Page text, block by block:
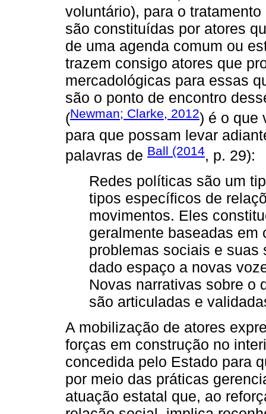
voluntário), para o
são constituídas por atores
de uma agenda comum ou
trazem consigo atores que
mercadológicas para essas
são o ponto de encontro
(Newman; Clarke, 2012) é o que
para que possam levar
palavras de Ball (2014, p. 29):
Redes políticas são um
tipos específicos de
movimentos. Eles
geralmente baseadas
problemas sociais e suas
dado espaço a novas
Novas narrativas sobre o
são articuladas e
A mobilização de atores
forças em construção no
concedida pelo Estado para
por meio das práticas
atuação estatal que, ao